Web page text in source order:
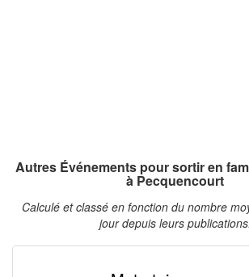
Autres Événements pour sortir en
à Pecquencourt
Calculé et classé en fonction du nombre
jour depuis leurs publications.